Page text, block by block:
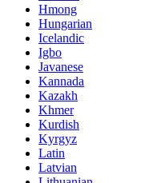
Hmong
Hungarian
Icelandic
Igbo
Javanese
Kannada
Kazakh
Khmer
Kurdish
Kyrgyz
Latin
Latvian